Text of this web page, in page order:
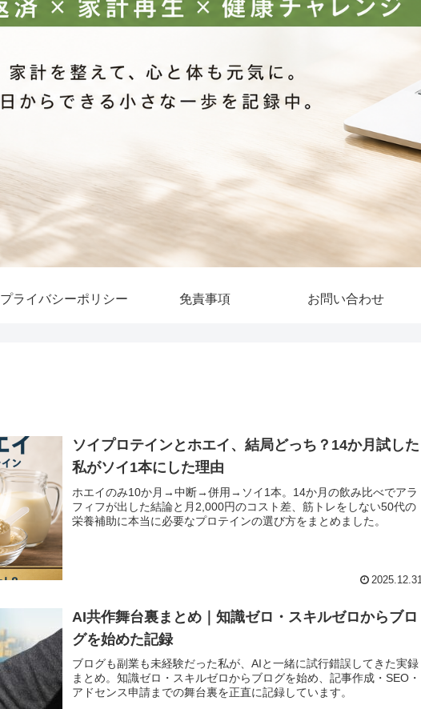
プライバシーポリシー 免責事項 お問い合わせ
ソイプロテインとホエイ、結局どっち？14か月試した
私がソイ1本にした理由
ホエイのみ10か月→中断→併用→ソイ1本。14か月の飲み比べでアラ
フィフが出した結論と月2,000円のコスト差、筋トレをしない50代の
栄養補助に本当に必要なプロテインの選び方をまとめました。
2025.12.31
AI共作舞台裏まとめ｜知識ゼロ・スキルゼロからブロ
グを始めた記録
ブログも副業も未経験だった私が、AIと一緒に試行錯誤してきた実録
まとめ。知識ゼロ・スキルゼロからブログを始め、記事作成・SEO・
アドセンス申請までの舞台裏を正直に記録しています。